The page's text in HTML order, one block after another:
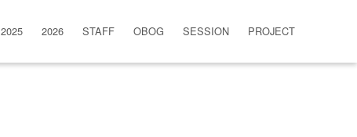
2025 2026 STAFF OBOG SESSION PROJECT